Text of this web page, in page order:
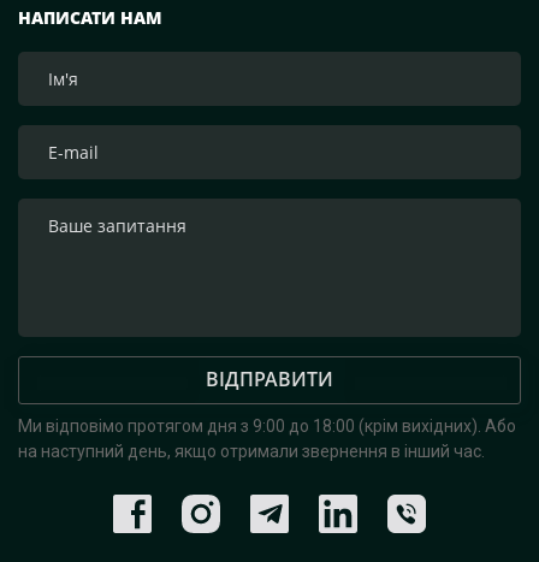
НАПИСАТИ НАМ
ВІДПРАВИТИ
Ми відповімо протягом дня з 9:00 до 18:00 (крім вихідних). Або
на наступний день, якщо отримали звернення в інший час.